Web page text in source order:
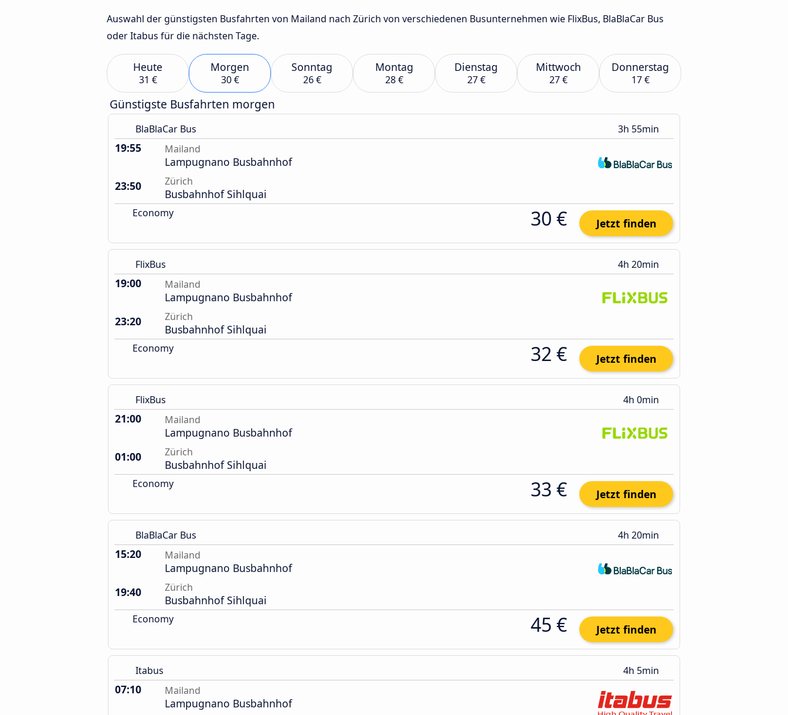
Auswahl der günstigsten Busfahrten von Mailand nach Zürich von verschiedenen Busunternehmen wie FlixBus, BlaBlaCar Bus
oder Itabus für die nächsten Tage.
Heute
31 €
Morgen
30 €
Sonntag
26 €
Montag
28 €
Dienstag
27 €
Mittwoch
27 €
Donnerstag
17 €
Günstigste Busfahrten morgen
BlaBlaCar Bus 3h 55min
19:55 Mailand
Lampugnano Busbahnhof
23:50
Zürich
Busbahnhof Sihlquai
Economy 30 € Jetzt finden
FlixBus 4h 20min
19:00 Mailand
Lampugnano Busbahnhof
23:20
Zürich
Busbahnhof Sihlquai
Economy 32 € Jetzt finden
FlixBus 4h 0min
21:00 Mailand
Lampugnano Busbahnhof
01:00
Zürich
Busbahnhof Sihlquai
Economy 33 € Jetzt finden
BlaBlaCar Bus 4h 20min
15:20 Mailand
Lampugnano Busbahnhof
19:40
Zürich
Busbahnhof Sihlquai
Economy 45 € Jetzt finden
Itabus 4h 5min
07:10 Mailand
Lampugnano Busbahnhof